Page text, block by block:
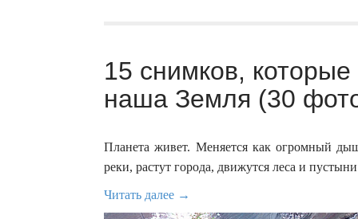
15 cнимков,
наша Земля (30
Планета живет. Меняется как огромный
реки, растут города, движутся леса и
Читать далее →